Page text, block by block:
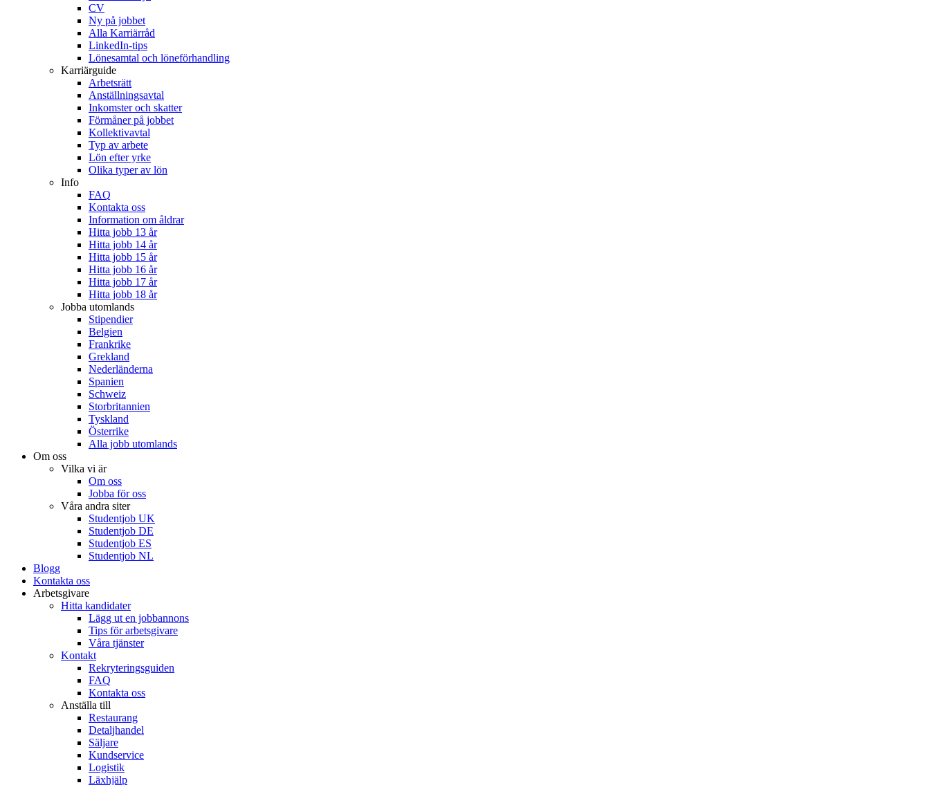
CV
Ny på jobbet
Alla Karriärråd
LinkedIn-tips
Lönesamtal och löneförhandling
Karriärguide
Arbetsrätt
Anställningsavtal
Inkomster och skatter
Förmåner på jobbet
Kollektivavtal
Typ av arbete
Lön efter yrke
Olika typer av lön
Info
FAQ
Kontakta oss
Information om åldrar
Hitta jobb 13 år
Hitta jobb 14 år
Hitta jobb 15 år
Hitta jobb 16 år
Hitta jobb 17 år
Hitta jobb 18 år
Jobba utomlands
Stipendier
Belgien
Frankrike
Grekland
Nederländerna
Spanien
Schweiz
Storbritannien
Tyskland
Österrike
Alla jobb utomlands
Om oss
Vilka vi är
Om oss
Jobba för oss
Våra andra siter
Studentjob UK
Studentjob DE
Studentjob ES
Studentjob NL
Blogg
Kontakta oss
Arbetsgivare
Hitta kandidater
Lägg ut en jobbannons
Tips för arbetsgivare
Våra tjänster
Kontakt
Rekryteringsguiden
FAQ
Kontakta oss
Anställa till
Restaurang
Detaljhandel
Säljare
Kundservice
Logistik
Läxhjälp